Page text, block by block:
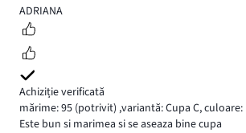
5
ADRIANA
Achiziție verificată
mărime: 95 (potrivit) ,variantă: Cupa C,
Este bun si marimea si se aseaza bine cupa